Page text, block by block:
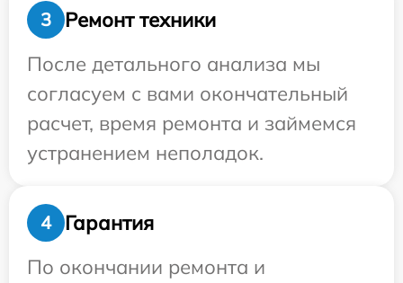
3
Ремонт техники
После детального анализа мы
согласуем с вами окончательный
расчет, время ремонта и займемся
устранением неполадок.
4
Гарантия
По окончании ремонта и